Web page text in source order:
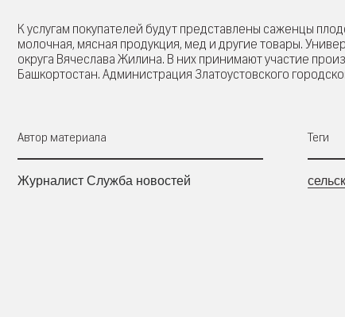
К услугам покупателей будут представлены саженцы
молочная, мясная продукция, мед и другие товары.
округа Вячеслава Жилина. В них принимают участие
Башкортостан. Администрация Златоустовского
Автор материала
Журналист Служба новостей
Теги